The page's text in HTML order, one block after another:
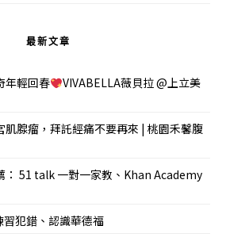
最新文章
年輕回春
VIVABELLA薇貝拉 @上立美
肌腺瘤，拜託經痛不要再來 | 桃園禾馨腹
： 51 talk 一對一家教、Khan Academy
犯錯、認識華德福